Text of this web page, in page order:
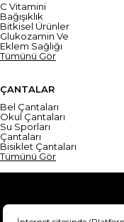
C Vitamini
Bağışıklık
Bitkisel Ürünler
Glukozamin Ve
Eklem Sağlığı
Tümünü Gör
ÇANTALAR
Bel Çantaları
Okul Çantaları
Su Sporları
Çantaları
Bisiklet Çantaları
Tümünü Gör